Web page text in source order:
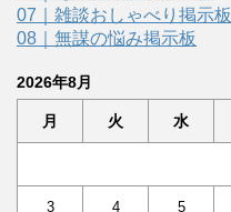
07｜雑談おしゃべり掲示板
08｜無謀の悩み掲示板
2026年8月
月 火 水
3 4 5